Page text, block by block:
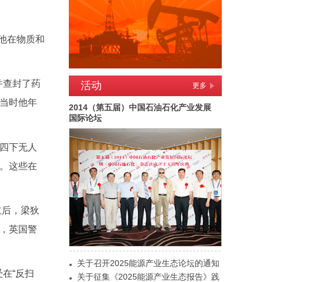
在物质和
封了药
时他年
下无人
这些在
，梁狄
英国警
“反扫
活动 更多
2014（第五届）中国石油石化产业发展
国际论坛
关于召开2025能源产业生态论坛的通知
关于征集《2025能源产业生态报告》践